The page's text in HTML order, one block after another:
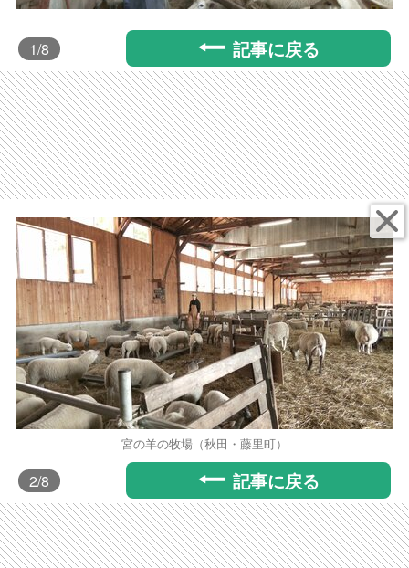
1/8 記事に戻る
宮の羊の牧場（秋田・藤里町）
2/8 記事に戻る